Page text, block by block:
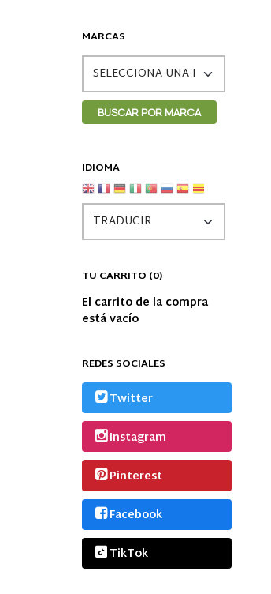
MARCAS
IDIOMA
TU CARRITO (0)
El carrito de la compra
está vacío
REDES SOCIALES
Twitter
Instagram
Pinterest
Facebook
TikTok